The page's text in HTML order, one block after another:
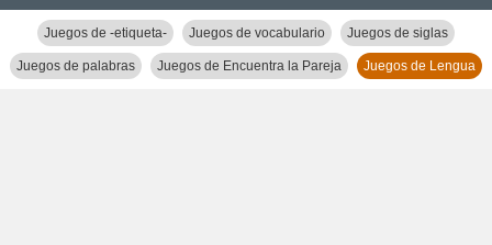
Juegos de -etiqueta- Juegos de vocabulario Juegos de siglas
Juegos de palabras Juegos de Encuentra la Pareja Juegos de Lengua